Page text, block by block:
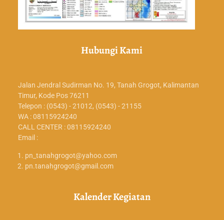
Hubungi Kami
Jalan Jendral Sudirman No. 19, Tanah Grogot, Kalimantan
Timur, Kode Pos 76211
Telepon : (0543) - 21012, (0543) - 21155
WA : 08115924240
CALL CENTER : 08115924240
Email :
pn_tanahgrogot@yahoo.com
pn.tanahgrogot@gmail.com
Kalender Kegiatan